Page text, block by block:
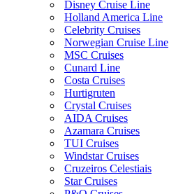
Disney Cruise Line
Holland America Line
Celebrity Cruises
Norwegian Cruise Line
MSC Cruises
Cunard Line
Costa Cruises
Hurtigruten
Crystal Cruises
AIDA Cruises
Azamara Cruises
TUI Cruises
Windstar Cruises
Cruzeiros Celestiais
Star Cruises